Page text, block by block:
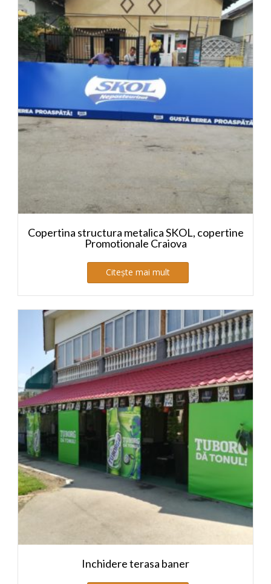
Copertina structura metalica SKOL, copertine
Promotionale Craiova
Citește mai mult
Inchidere terasa baner